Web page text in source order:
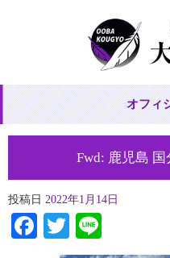
オフィ
Fwd: 鹿児島
投稿日 2022年1月14日
Facebook
Twitter